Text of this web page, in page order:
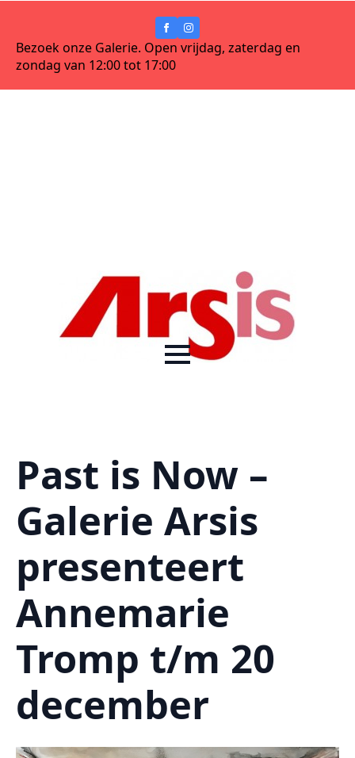
Bezoek onze Galerie. Open vrijdag, zaterdag en
zondag van 12:00 tot 17:00
Past is Now –
Galerie Arsis
presenteert
Annemarie
Tromp t/m 20
december